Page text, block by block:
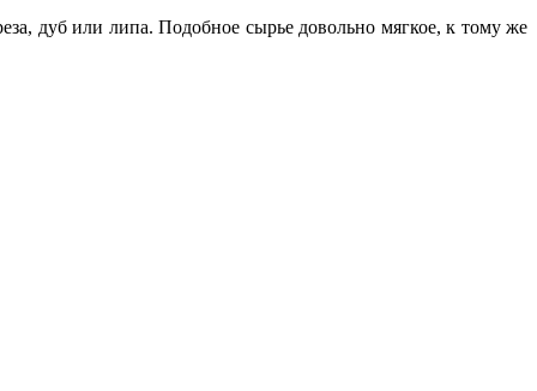
дуб или липа. Подобное сырье довольно мягкое, к тому же